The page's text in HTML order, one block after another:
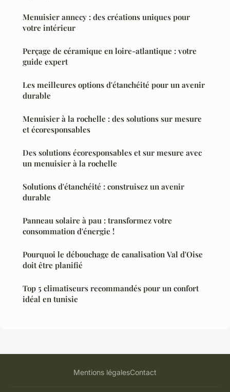
Menuisier annecy : des créations uniques pour
votre intérieur
Perçage de céramique en loire-atlantique : votre
guide expert
Les meilleures options d'étanchéité pour un avenir
durable
Menuisier à la rochelle : des solutions sur mesure
et écoresponsables
Des solutions écoresponsables et sur mesure avec
un menuisier à la rochelle
Solutions d'étanchéité : construisez un avenir
durable
Panneau solaire à pau : transformez votre
consommation d'énergie !
Pourquoi le débouchage de canalisation Val d'Oise
doit être planifié
Top 5 climatiseurs recommandés pour un confort
idéal en tunisie
Mentions légalesContact